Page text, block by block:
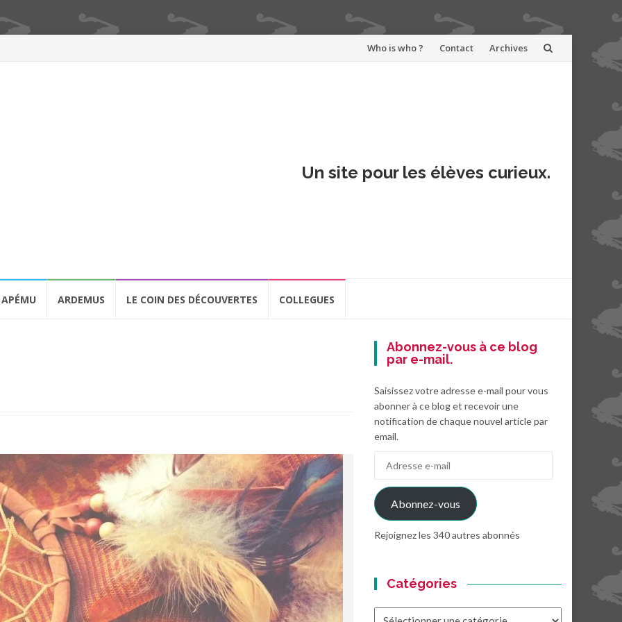
Aller
Who is who ? Contact Archives
Un site pour les élèves curieux.
APÉMU ARDEMUS LE COIN DES DÉCOUVERTES COLLEGUES
Abonnez-vous à ce blog
par e-mail.
Saisissez votre adresse e-mail pour vous
abonner à ce blog et recevoir une
notification de chaque nouvel article par
email.
mail
Abonnez-vous
Rejoignez les 340 autres abonnés
Catégories